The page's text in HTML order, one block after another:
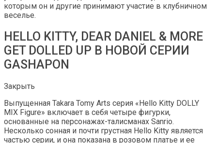
которым он и другие принимают участие в клубничном
веселье.
HELLO KITTY, DEAR DANIEL & MORE
GET DOLLED UP В НОВОЙ СЕРИИ
GASHAPON
Закрыть
Выпущенная Takara Tomy Arts серия «Hello Kitty DOLLY
MIX Figure» включает в себя четыре фигурки,
основанные на персонажах-талисманах Sanrio.
Несколько сонная и почти грустная Hello Kitty является
частью серии, и она показана в розовом платье и ее